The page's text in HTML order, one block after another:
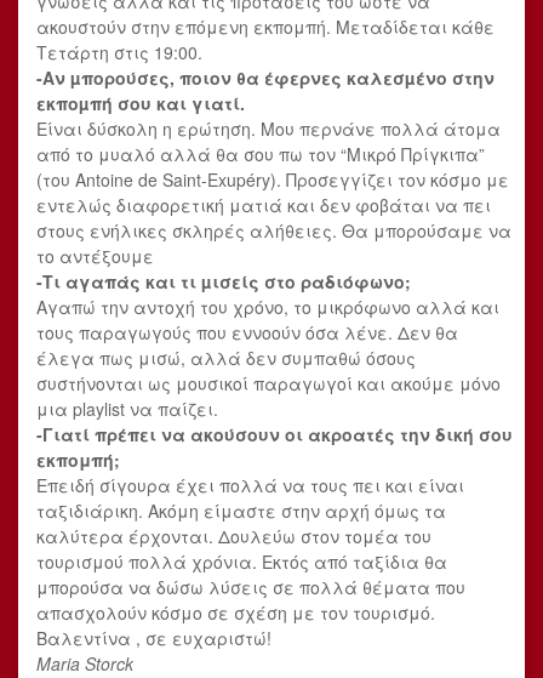
ακουστούν στην επόμενη εκπομπή. Μεταδίδεται κάθε
Τετάρτη στις 19:00.
-Αν µπορούσες, ποιον θα έφερνες καλεσµένο στην
εκποµπή σου και γιατί.
Είναι δύσκολη η ερώτηση. Μου περνάνε πολλά άτομα
από το μυαλό αλλά θα σου πω τον “Μικρό Πρίγκιπα”
(του Antoine de Saint-Exupéry). Προσεγγίζει τον κόσμο με
εντελώς διαφορετική ματιά και δεν φοβάται να πει
στους ενήλικες σκληρές αλήθειες. Θα μπορούσαμε να
το αντέξουμε
-Τι αγαπάς και τι µισείς στο ραδιόφωνο;
Αγαπώ την αντοχή του χρόνο, το μικρόφωνο αλλά και
τους παραγωγούς που εννοούν όσα λένε. Δεν θα
έλεγα πως μισώ, αλλά δεν συμπαθώ όσους
συστήνονται ως μουσικοί παραγωγοί και ακούμε μόνο
μια playlist να παίζει.
-Γιατί πρέπει να ακούσουν οι ακροατές την δική σου
εκπομπή;
Επειδή σίγουρα έχει πολλά να τους πει και είναι
ταξιδιάρικη. Ακόμη είμαστε στην αρχή όμως τα
καλύτερα έρχονται. Δουλεύω στον τομέα του
τουρισμού πολλά χρόνια. Εκτός από ταξίδια θα
μπορούσα να δώσω λύσεις σε πολλά θέματα που
απασχολούν κόσμο σε σχέση με τον τουρισμό.
Βαλεντίνα , σε ευχαριστώ!
Maria Storck